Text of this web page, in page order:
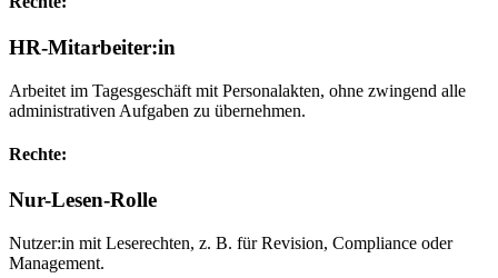
HR-Mitarbeiter:in
Arbeitet im Tagesgeschäft mit Personalakten, ohne zwingend alle
administrativen Aufgaben zu übernehmen.
Rechte:
Nur-Lesen-Rolle
Nutzer:in mit Leserechten, z. B. für Revision, Compliance oder
Management.